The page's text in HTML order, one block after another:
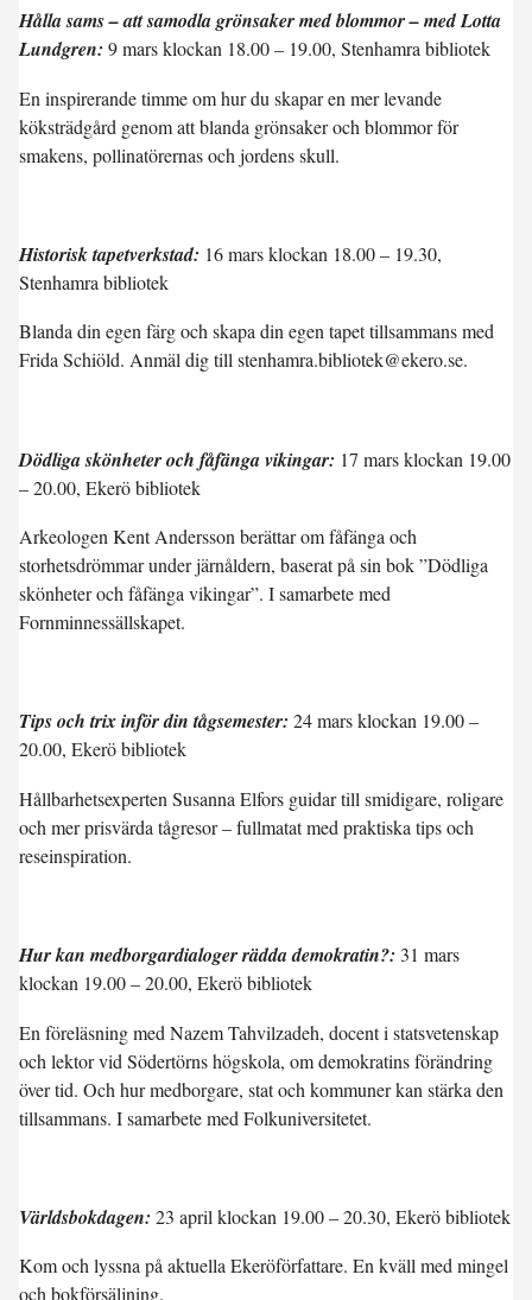
Hålla sams – att samodla grönsaker med blommor – med Lotta
Lundgren: 9 mars klockan 18.00 – 19.00, Stenhamra bibliotek
En inspirerande timme om hur du skapar en mer levande
köksträdgård genom att blanda grönsaker och blommor för
smakens, pollinatörernas och jordens skull.
Historisk tapetverkstad: 16 mars klockan 18.00 – 19.30,
Stenhamra bibliotek
Blanda din egen färg och skapa din egen tapet tillsammans med
Frida Schiöld. Anmäl dig till stenhamra.bibliotek@ekero.se.
Dödliga skönheter och fåfänga vikingar: 17 mars klockan 19.00
– 20.00, Ekerö bibliotek
Arkeologen Kent Andersson berättar om fåfänga och
storhetsdrömmar under järnåldern, baserat på sin bok ”Dödliga
skönheter och fåfänga vikingar”. I samarbete med
Fornminnessällskapet.
Tips och trix inför din tågsemester: 24 mars klockan 19.00 –
20.00, Ekerö bibliotek
Hållbarhetsexperten Susanna Elfors guidar till smidigare, roligare
och mer prisvärda tågresor – fullmatat med praktiska tips och
reseinspiration.
Hur kan medborgardialoger rädda demokratin?: 31 mars
klockan 19.00 – 20.00, Ekerö bibliotek
En föreläsning med Nazem Tahvilzadeh, docent i statsvetenskap
och lektor vid Södertörns högskola, om demokratins förändring
över tid. Och hur medborgare, stat och kommuner kan stärka den
tillsammans. I samarbete med Folkuniversitetet.
Världsbokdagen: 23 april klockan 19.00 – 20.30, Ekerö bibliotek
Kom och lyssna på aktuella Ekeröförfattare. En kväll med mingel
och bokförsäljning.